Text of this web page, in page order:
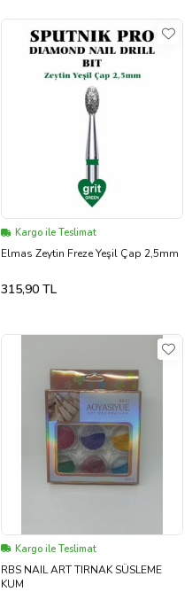
Kargo ile Teslimat
Elmas Zeytin Freze Yeşil Çap 2,5mm
315,90 TL
Kargo ile Teslimat
RBS NAIL ART TIRNAK SÜSLEME
KUM